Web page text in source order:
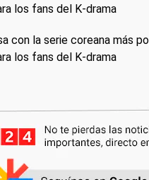
los fans del K-drama
con la serie coreana más
los fans del K-drama